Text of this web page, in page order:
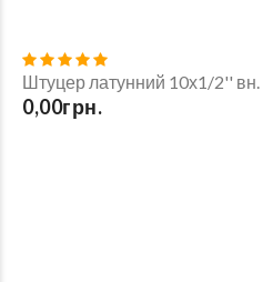
Штуцер латунний 10х1/2'' вн.
0,00грн.